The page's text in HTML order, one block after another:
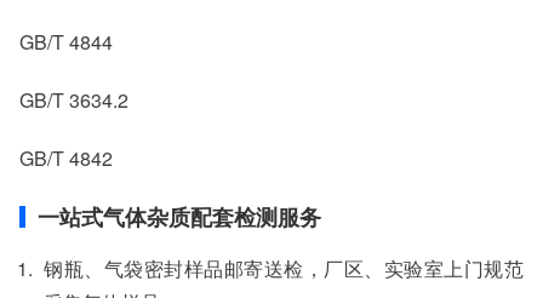
GB/T 4844
GB/T 3634.2
GB/T 4842
一站式气体杂质配套检测服务
钢瓶、气袋密封样品邮寄送检，厂区、实验室上门规范